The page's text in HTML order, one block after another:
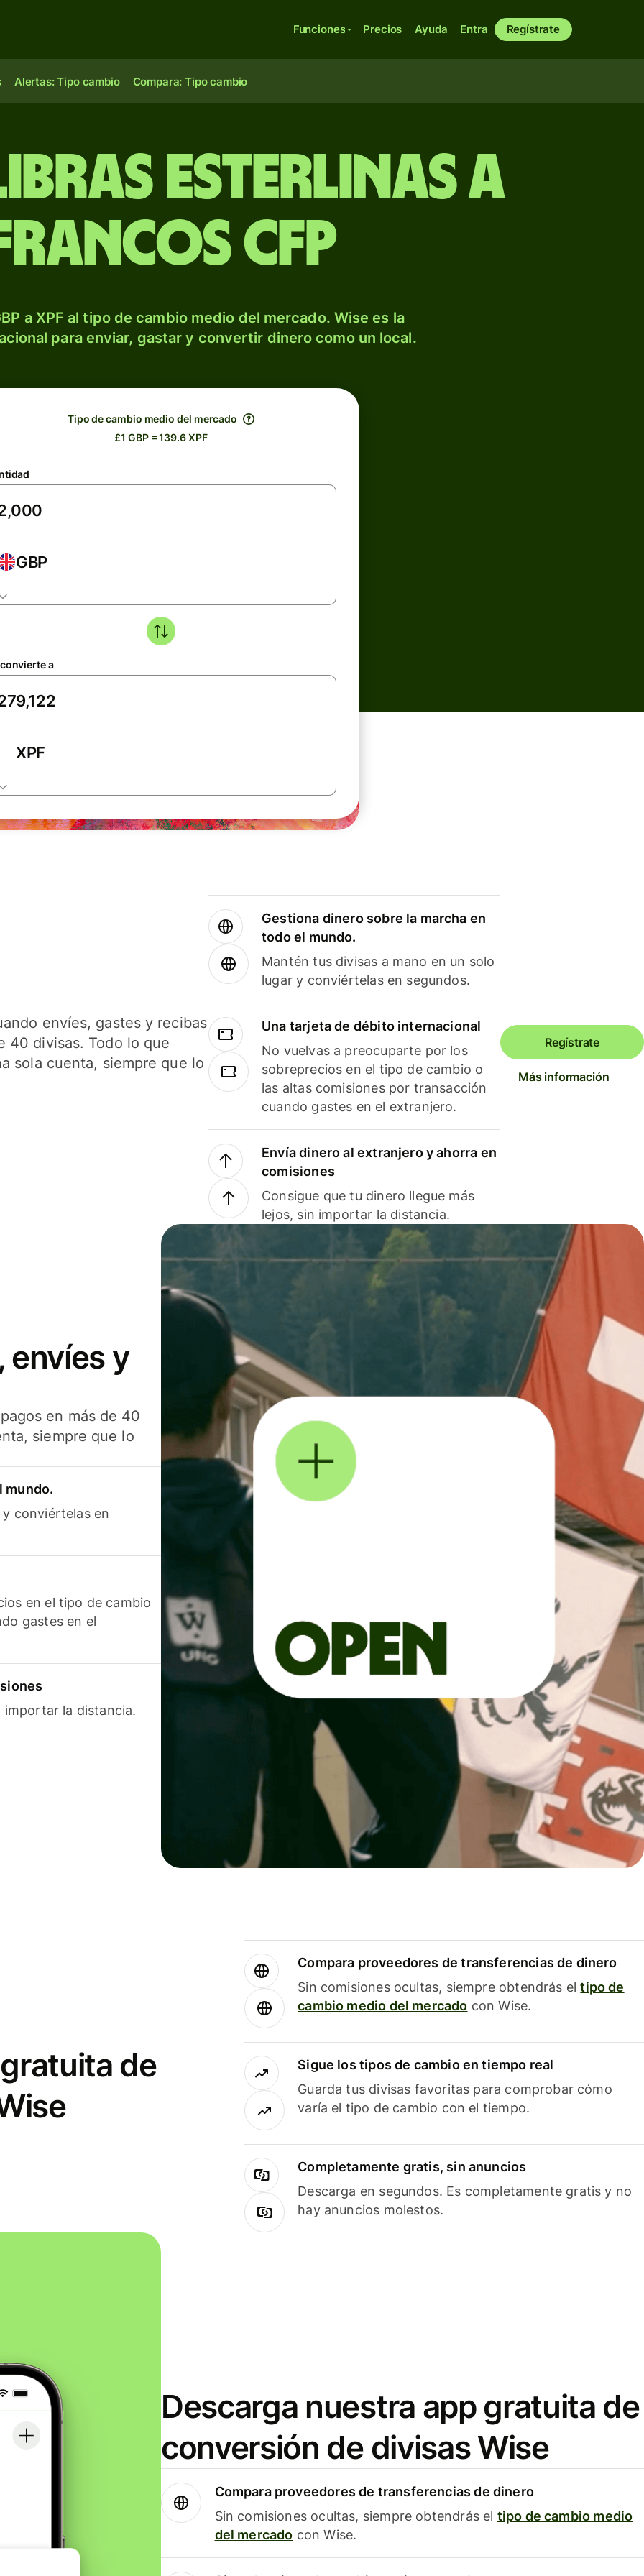
Funciones Precios Ayuda Entra Regístrate
Alertas: Tipo cambio Compara: Tipo cambio
esterlinas a
CFP
a XPF al tipo de cambio medio del mercado. Wise es la
para enviar, gastar y convertir dinero como un local.
Tipo de cambio medio del mercado
£1 GBP = 139.6 XPF
GBP
a
XPF
envíes, gastes y recibas
40 divisas. Todo lo que
sola cuenta, siempre que lo
Gestiona dinero sobre la marcha en
todo el mundo.
Mantén tus divisas a mano en un solo
lugar y conviértelas en segundos.
Una tarjeta de débito internacional
No vuelvas a preocuparte por los
sobreprecios en el tipo de cambio o
las altas comisiones por transacción
cuando gastes en el extranjero.
Envía dinero al extranjero y ahorra en
comisiones
Consigue que tu dinero llegue más
lejos, sin importar la distancia.
Regístrate
Más información
envíes y
en más de 40
siempre que lo
mundo.
conviértelas en
en el tipo de cambio
gastes en el
importar la distancia.
de
Compara proveedores de transferencias de dinero
Sin comisiones ocultas, siempre obtendrás eltipo de
cambio medio del mercado con Wise.
Sigue los tipos de cambio en tiempo real
Guarda tus divisas favoritas para comprobar cómo
varía el tipo de cambio con el tiempo.
Completamente gratis, sin anuncios
Descarga en segundos. Es completamente gratis y no
hay anuncios molestos.
Descarga nuestra app gratuita de
conversión de divisas Wise
Compara proveedores de transferencias de dinero
Sin comisiones ocultas, siempre obtendrás el tipo de cambio medio
del mercado con Wise.